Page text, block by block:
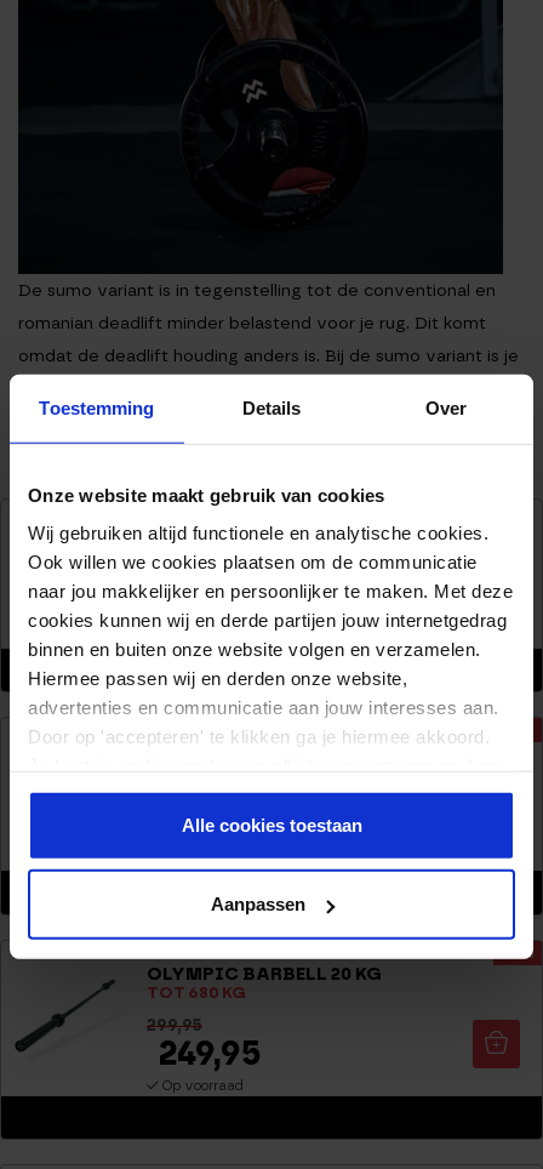
Toestemming Details Over
Onze website maakt gebruik van cookies
Wij gebruiken altijd functionele en analytische cookies.
Ook willen we cookies plaatsen om de communicatie
naar jou makkelijker en persoonlijker te maken. Met deze
cookies kunnen wij en derde partijen jouw internetgedrag
binnen en buiten onze website volgen en verzamelen.
Hiermee passen wij en derden onze website,
advertenties en communicatie aan jouw interesses aan.
Door op 'accepteren' te klikken ga je hiermee akkoord.
er meer over in onsprivacy beleid.
Alle cookies toestaan
Aanpassen
De sumo variant is in tegenstelling tot de conventional en
romanian deadlift minder belastend voor je rug. Dit komt
omdat de deadlift houding anders is. Bij de sumo variant is je
kunnen opvangen.
HI-TEMP BUMPER PLATE 10 KG
g
5.00
uit 5
(1 reviews)
94,95
Op voorraad
KETTLEBELL 8KG
21,95
Op voorraad
OLYMPIC BARBELL 20 KG
TOT 680 KG
-17%
299,95
249,95
Op voorraad